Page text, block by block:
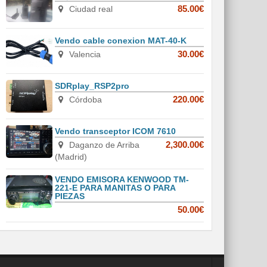
Ciudad real
85.00€
Vendo cable conexion MAT-40-K
Valencia
30.00€
SDRplay_RSP2pro
Córdoba
220.00€
Vendo transceptor ICOM 7610
Daganzo de Arriba
(Madrid)
2,300.00€
VENDO EMISORA KENWOOD TM-
221-E PARA MANITAS O PARA
PIEZAS
50.00€